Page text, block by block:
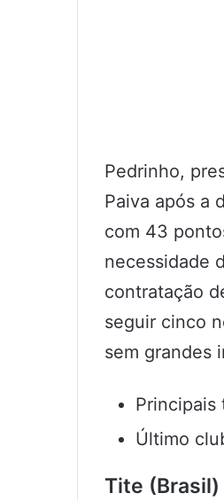
Pedrinho,
Paiva após a
com 43
necessidade
contratação
seguir cinco
sem grandes
Principais
Último
Tite (Brasil)